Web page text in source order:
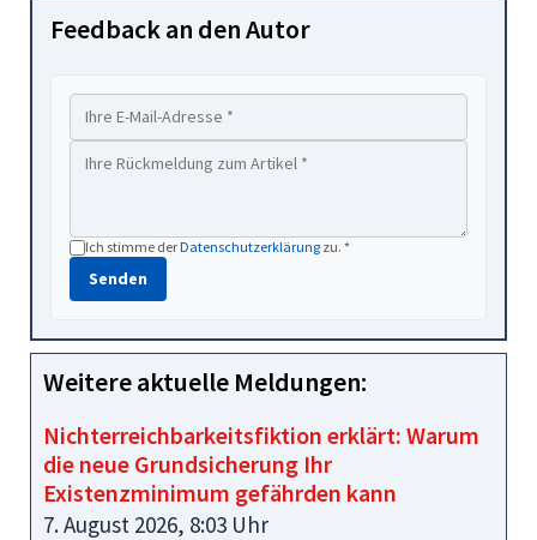
Feedback an den Autor
Ich stimme derDatenschutzerklärung zu. *
Senden
Weitere aktuelle Meldungen:
Nichterreichbarkeitsfiktion erklärt: Warum
die neue Grundsicherung Ihr
Existenzminimum gefährden kann
7. August 2026, 8:03 Uhr